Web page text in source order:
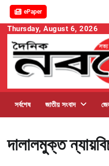
ePaper
Skip
content
Thursday, August 6, 2026
সর্বশেষ জাতীয় সংবাদ
দালালমুক্ত